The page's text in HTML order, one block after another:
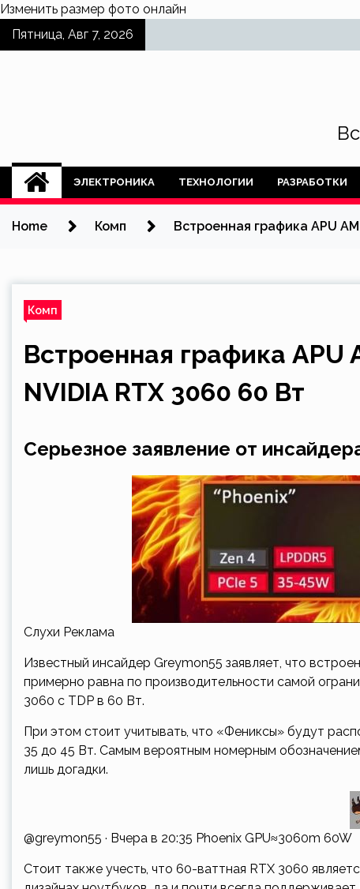
Изменить размер фото онлайн
SkipПятница, Авг 7, 2026
ЭЛЕКТРОНИКА ТЕХНОЛОГИИ РАЗРАБОТКИ
Home Комп Встроенная графика APU
Комп
Встроенная графика APU
NVIDIA RTX 3060 60 Вт
Серьезное заявление от
Слухи Реклама
Известный инсайдер Greymon55 заявляет, что
примерно равна по производительности самой
3060 с TDP в 60 Вт.
При этом стоит учитывать, что «Фениксы» будут
35 до 45 Вт. Самым вероятным номерным
лишь догадки.
@greymon55 · Вчера в 20:35 Phoenix GPU≈3060m 60W
Стоит также учесть, что 60-ваттная RTX 3060